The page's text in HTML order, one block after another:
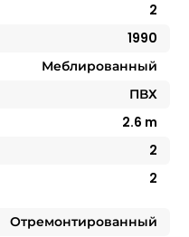
2
1990
Меблированный
ПВХ
2.6 m
2
2
Отремонтированный